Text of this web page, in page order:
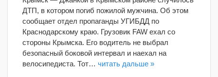
ДТП, в котором погиб пожилой мужчина. Об этом
сообщает отдел пропаганды УГИБДД по
Краснодарскому краю. Грузовик FAW ехал со
стороны Крымска. Его водитель не выбрал
безопасный боковой интервал и наехал на
велосипедиста. Тот… читать дальше »